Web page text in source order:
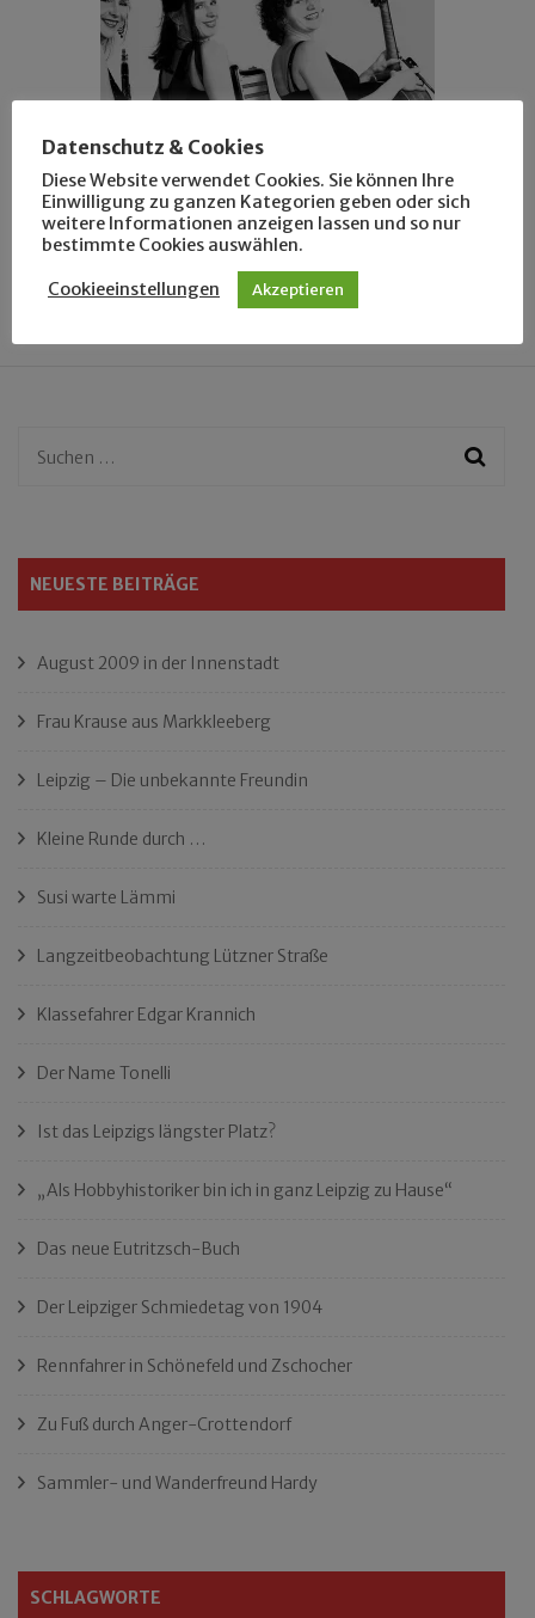
LEUTE
Kochende Radas mit Beat
Suchen
NEUESTE BEITRÄGE
August 2009 in der Innenstadt
Frau Krause aus Markkleeberg
Leipzig – Die unbekannte Freundin
Kleine Runde durch …
Susi warte Lämmi
Langzeitbeobachtung Lützner Straße
Klassefahrer Edgar Krannich
Der Name Tonelli
Ist das Leipzigs längster Platz?
„Als Hobbyhistoriker bin ich in ganz Leipzig zu Hause“
Das neue Eutritzsch-Buch
Der Leipziger Schmiedetag von 1904
Rennfahrer in Schönefeld und Zschocher
Zu Fuß durch Anger-Crottendorf
Sammler- und Wanderfreund Hardy
SCHLAGWORTE
Datenschutz & Cookies
Diese Website verwendet Cookies. Sie können Ihre
Einwilligung zu ganzen Kategorien geben oder sich
weitere Informationen anzeigen lassen und so nur
bestimmte Cookies auswählen.
Cookieeinstellungen Akzeptieren